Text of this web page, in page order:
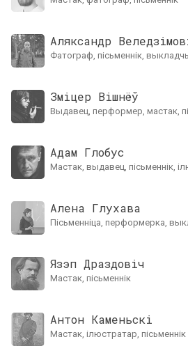
Аляксандр
фатограф, пісьменнік,
Зміцер Вішнёў
выдавец, перформер, мастак,
Адам Глобус
мастак, выдавец, пісьменнік,
Алена Глухава
пісьменніца, перформерка,
Язэп Драздовіч
мастак, пісьменнік
Антон Каменьскі
мастак, ілюстратар, пісьменнік